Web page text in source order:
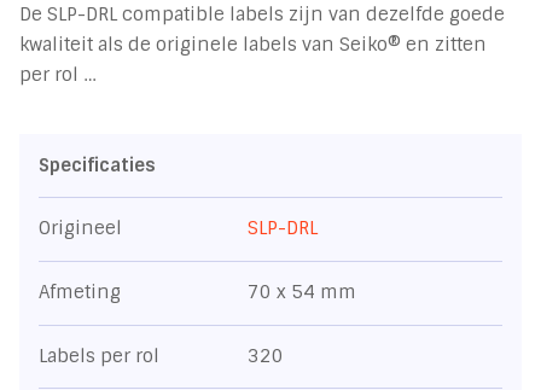
De SLP-DRL compatible labels zijn van dezelfde goede
kwaliteit als de originele labels van Seiko® en zitten
per rol …
Specificaties
Origineel SLP-DRL
Afmeting 70 x 54 mm
Labels per rol 320